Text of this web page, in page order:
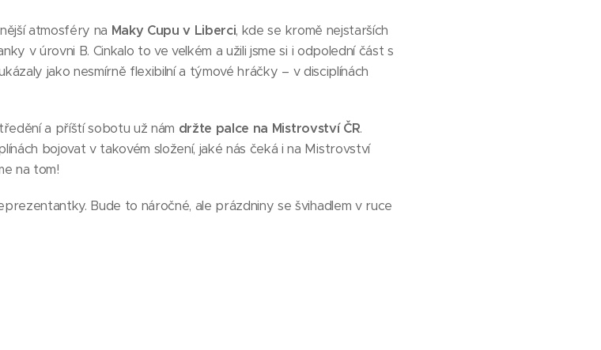
atmosféry na Maky Cupu v Liberci, kde se kromě nejstarších
v úrovni B. Cinkalo to ve velkém a užili jsme si i odpolední část s
jako nesmírně flexibilní a týmové hráčky – v disciplínách
a příští sobotu už nám držte palce na Mistrovství ČR.
bojovat v takovém složení, jaké nás čeká i na Mistrovství
na tom!
Bude to náročné, ale prázdniny se švihadlem v ruce